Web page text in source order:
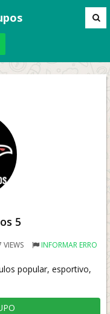
5
INFORMAR ERRO
popular, esportivo,